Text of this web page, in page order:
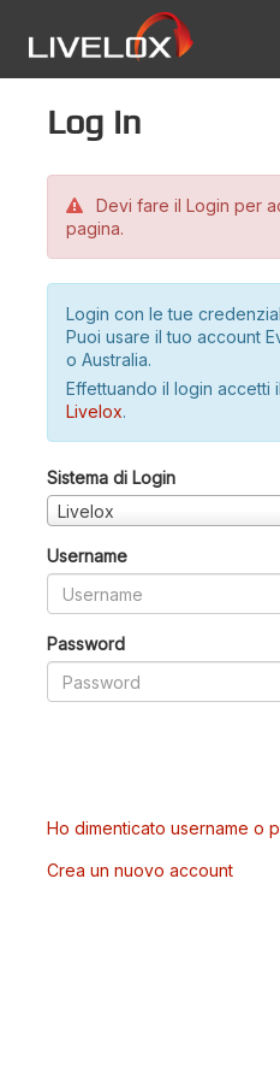
Log in
Devi fare il Login per
pagina.
Login con le tue
Puoi usare il tuo account
o Australia.
Effettuando il login accetti il
Livelox.
Sistema di Login
Livelox
Username
Password
Ho dimenticato username o
Crea un nuovo account